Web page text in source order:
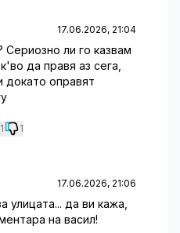
17.06.2026, 21:04
Сериозно ли го казвам
да правя аз сега,
докато оправят
1 1
17.06.2026, 21:06
улицата... да ви кажа,
на васил!